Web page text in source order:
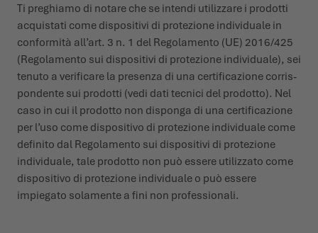
Ti preghiamo di notare che se intendi utilizzare i prodotti
acquistati come dispositivi di protezione individuale in
conformità all’art. 3 n. 1 del Regolamento (UE) 2016/425
(Regolamento sui dispositivi di protezione individuale), sei
tenuto a verificare la presenza di una certificazione corris­
pondente sui prodotti (vedi dati tecnici del prodotto). Nel
caso in cui il prodotto non disponga di una certificazione
per l’uso come dispositivo di protezione individuale come
definito dal Regolamento sui dispositivi di protezione
individuale, tale prodotto non può essere utilizzato come
dispositivo di protezione individuale o può essere
impiegato solamente a fini non profes­sionali.